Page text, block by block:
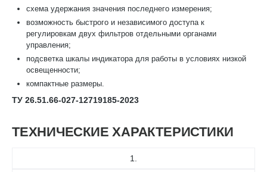
схема удержания значения последнего измерения;
возможность быстрого и независимого доступа к
регулировкам двух фильтров отдельными органами
управления;
подсветка шкалы индикатора для работы в условиях низкой
освещенности;
компактные размеры.
ТУ 26.51.66-027-12719185-2023
ТЕХНИЧЕСКИЕ ХАРАКТЕРИСТИКИ
1.